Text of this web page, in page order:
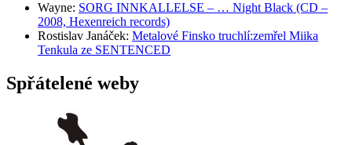
Wayne: SORG INNKALLELSE – … Night Black (CD –
2008, Hexenreich records)
Rostislav Janáček: Metalové Finsko truchlí:zemřel Miika
Tenkula ze SENTENCED
Spřátelené weby